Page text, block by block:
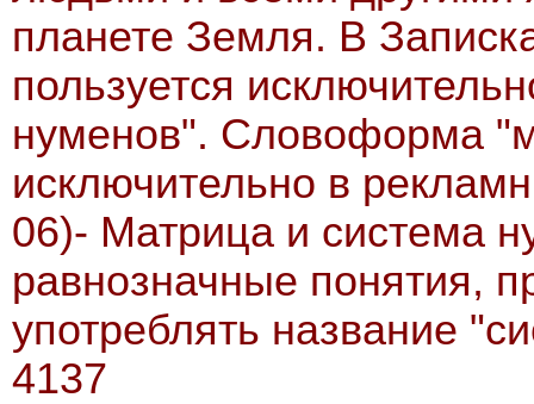
планете Земля. В
пользуется
нуменов". Словоформа
исключительно в
06)- Матрица и система
равнозначные понятия,
употреблять название
4137